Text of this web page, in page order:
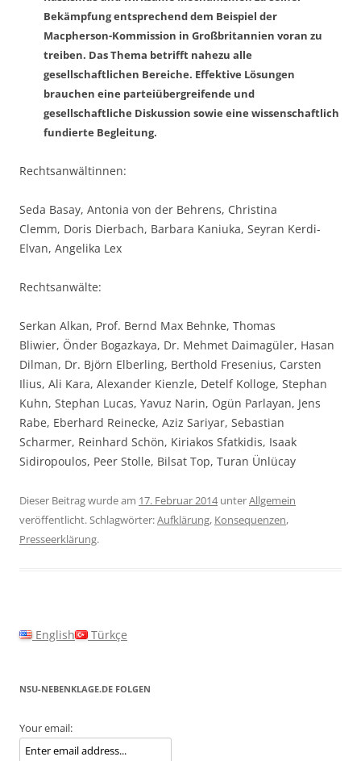
Bekämpfung entsprechend dem Beispiel der
Macpherson-Kommission in Großbritannien voran zu
treiben. Das Thema betrifft nahezu alle
gesellschaftlichen Bereiche. Effektive Lösungen
brauchen eine parteiübergreifende und
gesellschaftliche Diskussion sowie eine wissenschaftlich
fundierte Begleitung.
Rechtsanwältinnen:
Seda Basay, Antonia von der Behrens, Christina
Clemm, Doris Dierbach, Barbara Kaniuka, Seyran Kerdi-
Elvan, Angelika Lex
Rechtsanwälte:
Serkan Alkan, Prof. Bernd Max Behnke, Thomas
Bliwier, Önder Bogazkaya, Dr. Mehmet Daimagüler, Hasan
Dilman, Dr. Björn Elberling, Berthold Fresenius, Carsten
Ilius, Ali Kara, Alexander Kienzle, Detelf Kolloge, Stephan
Kuhn, Stephan Lucas, Yavuz Narin, Ogün Parlayan, Jens
Rabe, Eberhard Reinecke, Aziz Sariyar, Sebastian
Scharmer, Reinhard Schön, Kiriakos Sfatkidis, Isaak
Sidiropoulos, Peer Stolle, Bilsat Top, Turan Ünlücay
Dieser Beitrag wurde am 17. Februar 2014unterAllgemein
veröffentlicht. Schlagwörter:Aufklärung, Konsequenzen,
Presseerklärung.
English Türkçe
NSU-NEBENKLAGE.DE FOLGEN
Your email: